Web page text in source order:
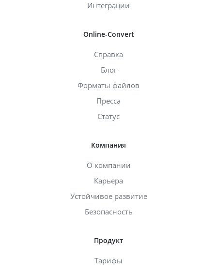
Интеграции
Online-Convert
Справка
Блог
Форматы файлов
Пресса
Статус
Компания
О компании
Карьера
Устойчивое развитие
Безопасность
Продукт
Тарифы